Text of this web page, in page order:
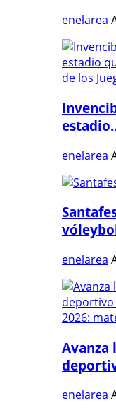
enelarea
enelarea
enelarea
Avanza
enelarea